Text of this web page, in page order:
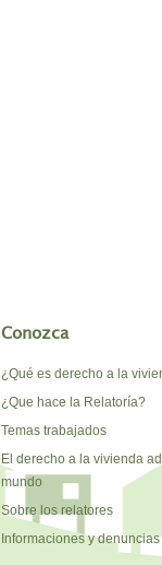
Conozca
¿Qué es derecho a la
¿Que hace la Relatoría?
Temas trabajados
El derecho a la vivienda
mundo
Sobre los relatores
Informaciones y